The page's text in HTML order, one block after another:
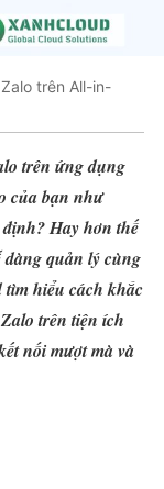
trên All-in-
trên ứng dụng
của bạn như
Hay hơn thế
quản lý cùng
hiểu cách khắc
trên tiện ích
nối mượt mà và